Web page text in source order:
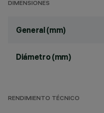
DIMENSIONES
General (mm)
Diámetro (mm)
RENDIMIENTO TÉCNICO